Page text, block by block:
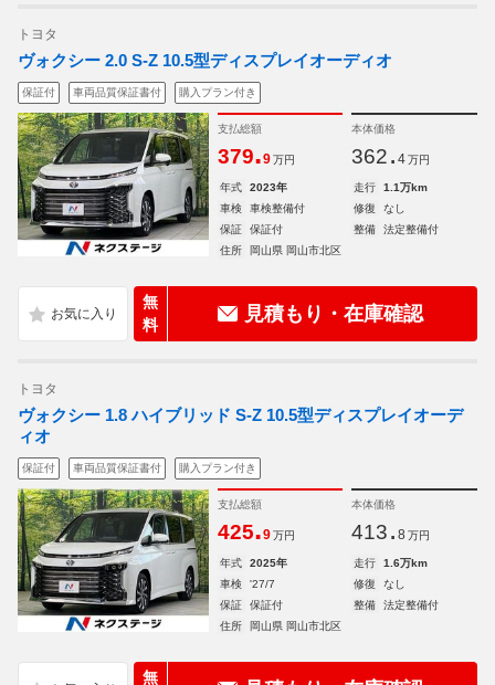
トヨタ
ヴォクシー 2.0 S-Z 10.5型ディスプレイオーディオ
保証付 車両品質保証書付 購入プラン付き
支払総額
379.9 万円
本体価格
362. 4 万円
年式 2023年 走行
1.1万km
車検
車検整備付 修復
なし
保証
保証付 整備
法定整備付
住所
岡山県 岡山市北区
無
料
見積もり・在庫確認
トヨタ
ヴォクシー 1.8 ハイブリッド S-Z 10.5型ディスプレイオーデ
ィオ
保証付 車両品質保証書付 購入プラン付き
支払総額
425.9 万円
本体価格
413. 8 万円
年式 2025年 走行
1.6万km
車検
'27/7 修復
なし
保証
保証付 整備
法定整備付
住所
岡山県 岡山市北区
無